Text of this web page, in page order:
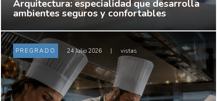
Arquitectura: especialidad que desarrolla
ambientes seguros y confortables
PREGRADO 24 Julio 2026 | vistas